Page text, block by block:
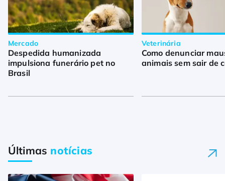
Mercado
Despedida humanizada
impulsiona funerário pet no
Brasil
Veterinária
Como denunciar
animais sem sair de
Últimas notícias